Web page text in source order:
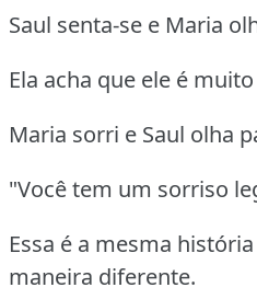
Saul senta-se e Maria
Ela acha que ele é
Maria sorri e Saul olha
"Você tem um sorriso
Essa é a mesma
maneira diferente.